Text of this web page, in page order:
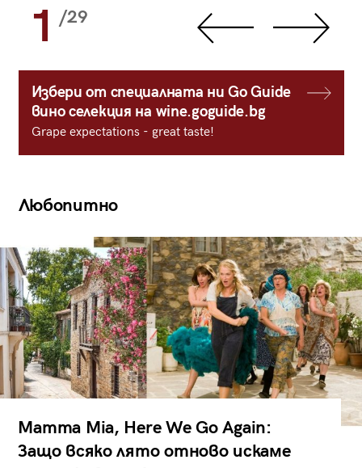
1 /29
Избери от специалната ни Go Guide
вино селекция на wine.goguide.bg
Grape expectations - great taste!
Любопитно
Mamma Mia, Here We Go Again:
Защо всяко лято отново искаме